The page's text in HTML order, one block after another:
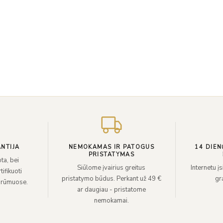
bei
NEMOKAMAS IR PATOGUS
PRISTATYMAS
Siūlome įvairius greitus
pristatymo būdus. Perkant už 49 €
ar daugiau - pristatome
nemokamai.
14
Internetu